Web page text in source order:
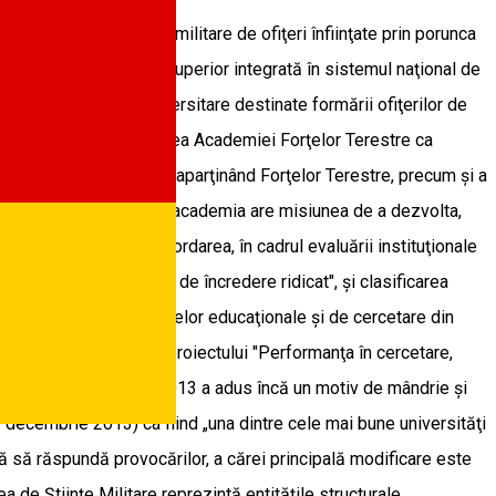
ale primei şcoli militare de ofiţeri înfiinţate prin porunca
învăţământ militar superior integrată în sistemul naţional de
de studii universitare destinate formării ofiţerilor de
naţională. Misiunea Academiei Forţelor Terestre ca
militare aparţinând Forţelor Terestre, precum şi a
cercetare ştiinţifică academia are misiunea de a dezvolta,
acestora. Acordarea, în cadrul evaluării instituţionale
înalt calificativ, "Grad de încredere ridicat", şi clasificarea
şi calitatea proceselor educaţionale şi de cercetare din
în cadrul proiectului "Performanţa în cercetare,
la superlativ. Anul 2013 a adus încă un motiv de mândrie şi
2013) ca fiind „una dintre cele mai bune universităţi
răspundă provocărilor, a cărei principală modificare este